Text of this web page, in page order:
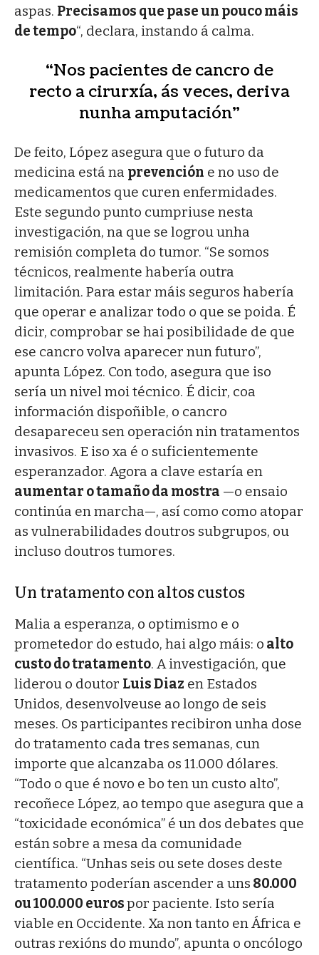
aspas. Precisamos que pase un pouco máis
de tempo“, declara, instando á calma.
“Nos pacientes de cancro de
recto a cirurxía, ás veces, deriva
nunha amputación”
De feito, López asegura que o futuro da
medicina está na prevención e no uso de
medicamentos que curen enfermidades.
Este segundo punto cumpriuse nesta
investigación, na que se logrou unha
remisión completa do tumor. “Se somos
técnicos, realmente habería outra
limitación. Para estar máis seguros habería
que operar e analizar todo o que se poida. É
dicir, comprobar se hai posibilidade de que
ese cancro volva aparecer nun futuro”,
apunta López. Con todo, asegura que iso
sería un nivel moi técnico. É dicir, coa
información dispoñible, o cancro
desapareceu sen operación nin tratamentos
invasivos. E iso xa é o suficientemente
esperanzador. Agora a clave estaría en
aumentar o tamaño da mostra —o ensaio
continúa en marcha—, así como como atopar
as vulnerabilidades doutros subgrupos, ou
incluso doutros tumores.
Un tratamento con altos custos
Malia a esperanza, o optimismo e o
prometedor do estudo, hai algo máis: o alto
custo do tratamento. A investigación, que
liderou o doutor Luis Diaz en Estados
Unidos, desenvolveuse ao longo de seis
meses. Os participantes recibiron unha dose
do tratamento cada tres semanas, cun
importe que alcanzaba os 11.000 dólares.
“Todo o que é novo e bo ten un custo alto”,
recoñece López, ao tempo que asegura que a
“toxicidade económica” é un dos debates que
están sobre a mesa da comunidade
científica. “Unhas seis ou sete doses deste
tratamento poderían ascender a uns 80.000
ou 100.000 eurospor paciente. Isto sería
viable en Occidente. Xa non tanto en África e
outras rexións do mundo”, apunta o oncólogo